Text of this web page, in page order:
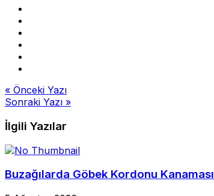
Yazı
gezinmesi
« Önceki Yazı
Sonraki Yazı »
İlgili Yazılar
Buzağılarda Göbek Kordonu Kanaması